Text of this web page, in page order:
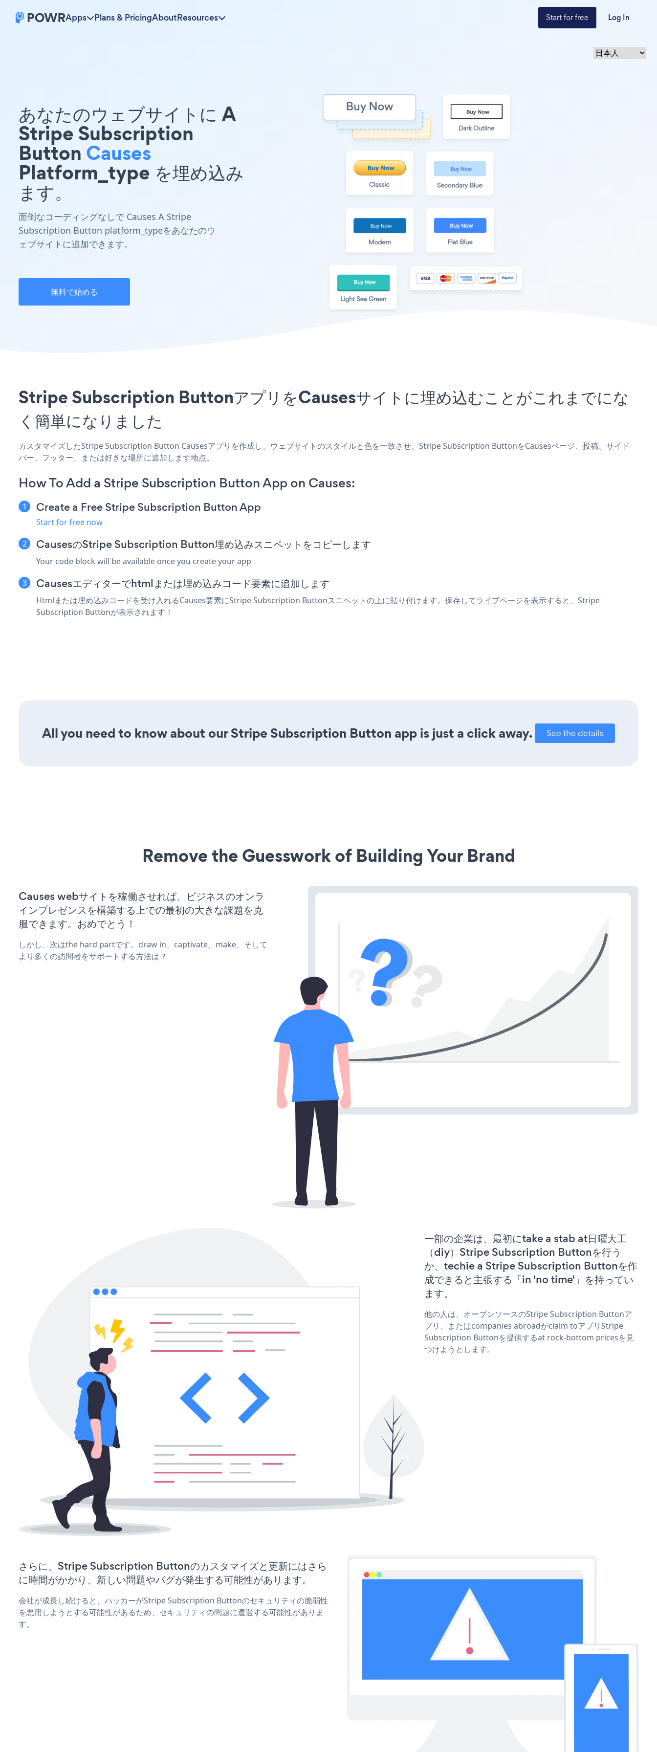
Apps Plans & PricingAboutResources Start for free Log In
あなたのウェブサイトに A
Stripe Subscription
Button Causes
Platform_type を埋め込み
ます。
面倒なコーディングなしで Causes A Stripe
Subscription Button platform_typeをあなたのウ
ェブサイトに追加できます。
無料で始める
Stripe Subscription ButtonアプリをCausesサイトに埋め込むことがこれまでにな
く簡単になりました
カスタマイズしたStripe Subscription Button Causesアプリを作成し、ウェブサイトのスタイルと色を一致させ、Stripe Subscription ButtonをCausesページ、投稿、サイド
バー、フッター、または好きな場所に追加します地点。
How To Add a Stripe Subscription Button App on Causes:
Create a Free Stripe Subscription Button App
Start for free now
CausesのStripe Subscription Button埋め込みスニペットをコピーします
Your code block will be available once you create your app
Causesエディターでhtmlまたは埋め込みコード要素に追加します
Htmlまたは埋め込みコードを受け入れるCauses要素にStripe Subscription Buttonスニペットの上に貼り付けます。保存してライブページを表示すると、Stripe
Subscription Buttonが表示されます！
All you need to know about our Stripe Subscription Button app is just a click away. See the details
Remove the Guesswork of Building Your Brand
Causes webサイトを稼働させれば、ビジネスのオンラ
インプレゼンスを構築する上での最初の大きな課題を克
服できます。おめでとう！
しかし、次はthe hard partです。draw in、captivate、make、そして
より多くの訪問者をサポートする方法は？
一部の企業は、最初にtake a stab at日曜大工
（diy）Stripe Subscription Buttonを行う
か、techie a Stripe Subscription Buttonを作
成できると主張する「in 'no time'」を持ってい
ます。
他の人は、オープンソースのStripe Subscription Buttonア
プリ、またはcompanies abroadがclaim toアプリStripe
Subscription Buttonを提供するat rock-bottom pricesを見
つけようとします。
さらに、Stripe Subscription Buttonのカスタマイズと更新にはさら
に時間がかかり、新しい問題やバグが発生する可能性があります。
会社が成長し続けると、ハッカーがStripe Subscription Buttonのセキュリティの脆弱性
を悪用しようとする可能性があるため、セキュリティの問題に遭遇する可能性がありま
す。